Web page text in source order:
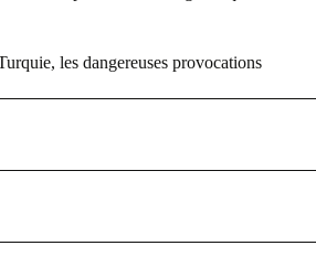
les dangereuses provocations